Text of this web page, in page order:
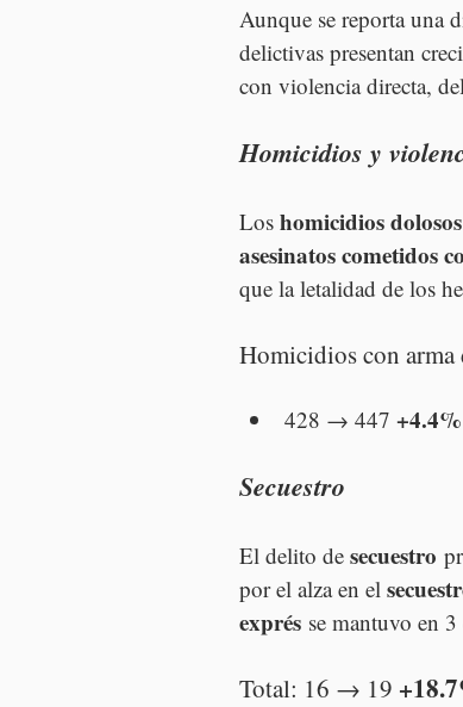
Aunque se reporta una
delictivas presentan
con violencia directa,
Homicidios y
Los homicidios dolosos
asesinatos cometidos
que la letalidad de los
Homicidios con arma
428 → 447 +4.4%
Secuestro
El delito de secuestro
por el alza en el
exprés se mantuvo en
Total: 16 → 19